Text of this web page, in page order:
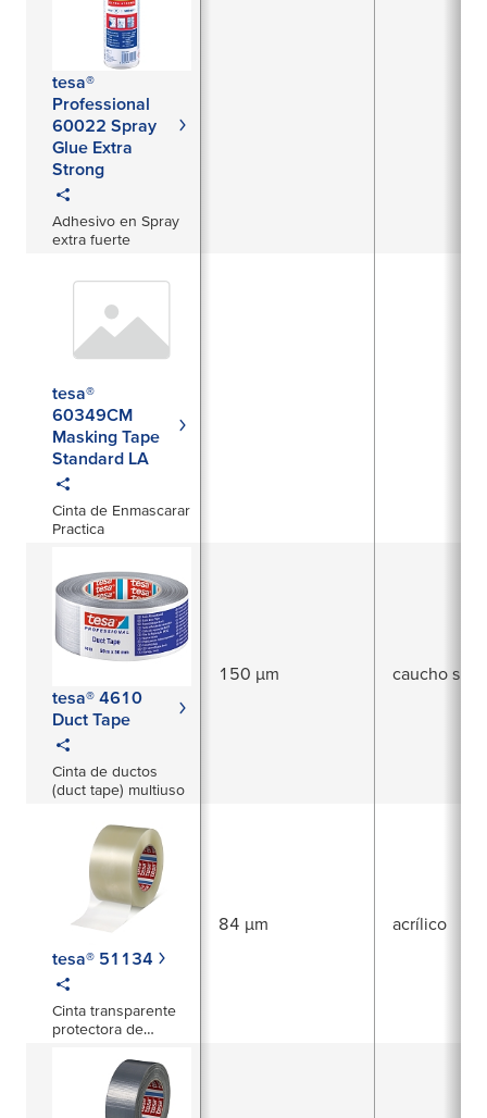
tesa®
Professional
60022 Spray
Glue Extra
Strong
Adhesivo en Spray
extra fuerte
tesa®
60349CM
Masking Tape
Standard LA
Cinta de Enmascarar
Practica
tesa® 4610
Duct Tape
Cinta de ductos
(duct tape) multiuso
150 µm caucho
tesa® 51134
Cinta transparente
protectora de
84 µm acrílico